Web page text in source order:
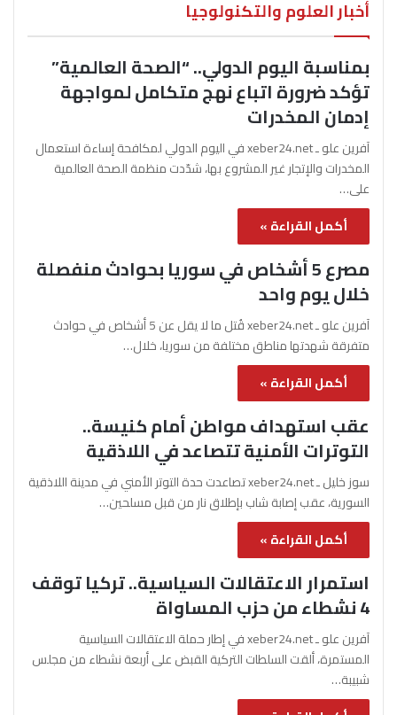
أخبار العلوم والتكنولوجيا
بمناسبة اليوم الدولي.. “الصحة العالمية”
تؤكد ضرورة اتباع نهج متكامل لمواجهة
إدمان المخدرات
آفرين علو ـ xeber24.net في اليوم الدولي لمكافحة إساءة استعمال
المخدرات والإتجار غير المشروع بها، شدّدت منظمة الصحة العالمية
على…
أكمل القراءة »
مصرع 5 أشخاص في سوريا بحوادث منفصلة
خلال يوم واحد
آفرين علو ـ xeber24.net قُتل ما لا يقل عن 5 أشخاص في حوادث
متفرقة شهدتها مناطق مختلفة من سوريا، خلال…
أكمل القراءة »
عقب استهداف مواطن أمام كنيسة..
التوترات الأمنية تتصاعد في اللاذقية
سوز خليل ـ xeber24.net تصاعدت حدة التوتر الأمني في مدينة اللاذقية
السورية، عقب إصابة شاب بإطلاق نار من قبل مسلحين…
أكمل القراءة »
استمرار الاعتقالات السياسية.. تركيا توقف
4 نشطاء من حزب المساواة
آفرين علو ـ xeber24.net في إطار حملة الاعتقالات السياسية
المستمرة، ألقت السلطات التركية القبض على أربعة نشطاء من مجلس
شبيبة…